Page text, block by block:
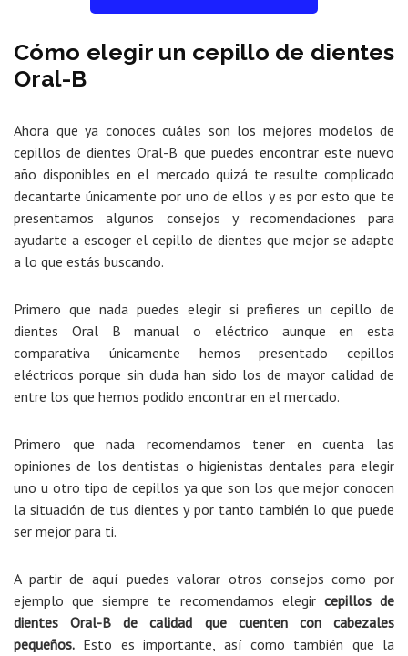
Cómo elegir un cepillo de dientes
Oral-B
Ahora que ya conoces cuáles son los mejores modelos de
cepillos de dientes Oral-B que puedes encontrar este nuevo
año disponibles en el mercado quizá te resulte complicado
decantarte únicamente por uno de ellos y es por esto que te
presentamos algunos consejos y recomendaciones para
ayudarte a escoger el cepillo de dientes que mejor se adapte
a lo que estás buscando.
Primero que nada puedes elegir si prefieres un cepillo de
dientes Oral B manual o eléctrico aunque en esta
comparativa únicamente hemos presentado cepillos
eléctricos porque sin duda han sido los de mayor calidad de
entre los que hemos podido encontrar en el mercado.
Primero que nada recomendamos tener en cuenta las
opiniones de los dentistas o higienistas dentales para elegir
uno u otro tipo de cepillos ya que son los que mejor conocen
la situación de tus dientes y por tanto también lo que puede
ser mejor para ti.
A partir de aquí puedes valorar otros consejos como por
ejemplo que siempre te recomendamos elegircepillos de
dientes Oral-B de calidad que cuenten con cabezales
pequeños. Esto es importante, así como también que la